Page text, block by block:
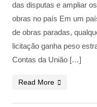
das disputas e ampliar
obras no país Em um
de obras paradas,
licitação ganha peso
Contas da União […]
Read More